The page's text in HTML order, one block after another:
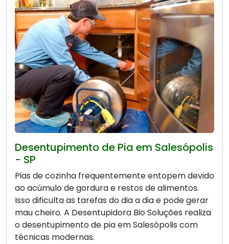
Desentupimento de Pia em Salesópolis
- SP
Pias de cozinha frequentemente entopem devido
ao acúmulo de gordura e restos de alimentos.
Isso dificulta as tarefas do dia a dia e pode gerar
mau cheiro. A Desentupidora Bio Soluções realiza
o desentupimento de pia em Salesópolis com
técnicas modernas.